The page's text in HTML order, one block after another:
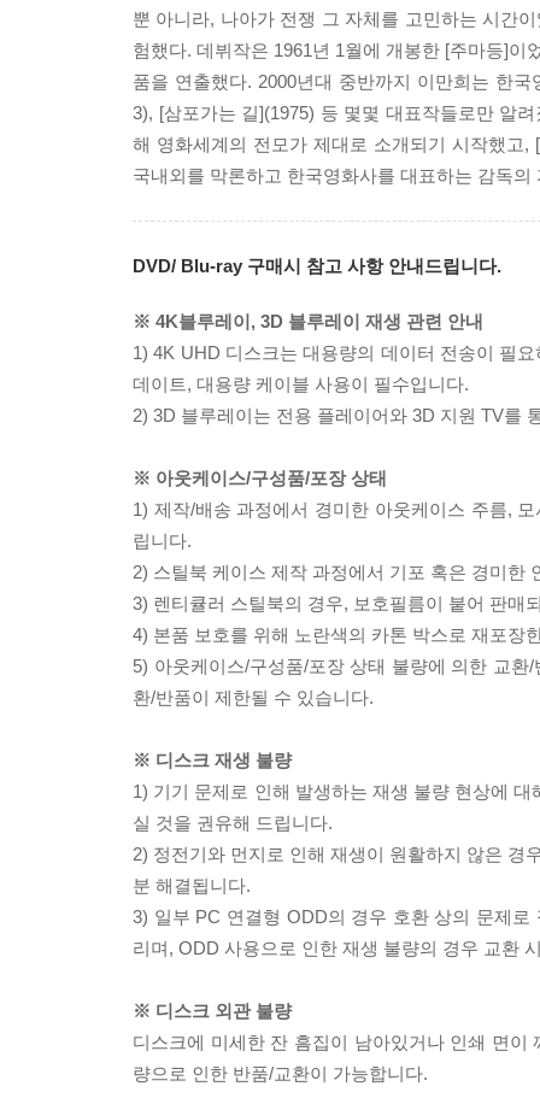
뿐 아니라, 나아가 전쟁 그 자체를 고민하는 시간
험했다. 데뷔작은 1961년 1월에 개봉한 [주마등]
품을 연출했다. 2000년대 중반까지 이만희는 한
3), [삼포가는 길](1975) 등 몇몇 대표작들로만 알
해 영화세계의 전모가 제대로 소개되기 시작했고,
국내외를 막론하고 한국영화사를 대표하는 감독의
DVD/ Blu-ray 구매시 참고 사항 안내드립니다.
※ 4K블루레이, 3D 블루레이 재생 관련 안내
1) 4K UHD 디스크는 대용량의 데이터 전송이 필
데이트, 대용량 케이블 사용이 필수입니다.
2) 3D 블루레이는 전용 플레이어와 3D 지원 TV를
※ 아웃케이스/구성품/포장 상태
1) 제작/배송 과정에서 경미한 아웃케이스 주름,
립니다.
2) 스틸북 케이스 제작 과정에서 기포 혹은 경미한
3) 렌티큘러 스틸북의 경우, 보호필름이 붙어 판매
4) 본품 보호를 위해 노란색의 카톤 박스로 재포장
5) 아웃케이스/구성품/포장 상태 불량에 의한 교
환/반품이 제한될 수 있습니다.
※ 디스크 재생 불량
1) 기기 문제로 인해 발생하는 재생 불량 현상에
실 것을 권유해 드립니다.
2) 정전기와 먼지로 인해 재생이 원활하지 않은 경
분 해결됩니다.
3) 일부 PC 연결형 ODD의 경우 호환 상의 문제
리며, ODD 사용으로 인한 재생 불량의 경우 교환
※ 디스크 외관 불량
디스크에 미세한 잔 흠집이 남아있거나 인쇄 면
량으로 인한 반품/교환이 가능합니다.